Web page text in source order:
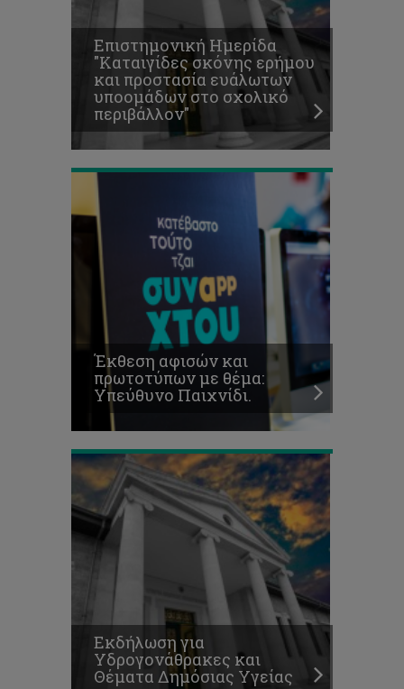
Επιστημονική Ημερίδα
"Καταιγίδες σκόνης ερήμου
και προστασία ευάλωτων
υποομάδων στο σχολικό
περιβάλλον"
Έκθεση
αφισών
και
πρωτοτύπων
με
θέμα:
Υπεύθυνο
Παιχνίδι.
Έκθεση αφισών και
πρωτοτύπων με θέμα:
Υπεύθυνο Παιχνίδι.
Εκδήλωση
για
Υδρογονάθρακες
και
Θέματα
Δημόσιας
Υγείας
Εκδήλωση για
Υδρογονάθρακες και
Θέματα Δημόσιας Υγείας